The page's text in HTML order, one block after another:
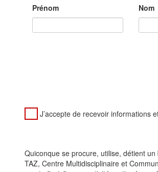
Prénom Nom
J’accepte de recevoir informations
Quiconque se procure, utilise, détient
TAZ, Centre Multidisciplinaire et